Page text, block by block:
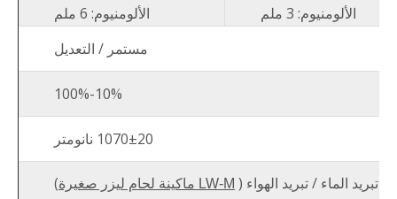
الألومنيوم: 3 ملم
الألومنيوم: 6 ملم
مستمر / التعديل
10%-100%
1070±20 نانومتر
تبريد الماء / تبريد الهواء ( LW-M ماكينة لحام ليزر صغيرة )